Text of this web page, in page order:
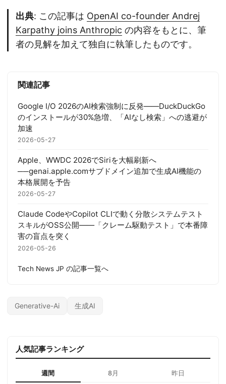
出典: この記事は OpenAI co-founder Andrej
Karpathy joins Anthropic の内容をもとに、筆
者の見解を加えて独自に執筆したものです。
関連記事
Google I/O 2026のAI検索強制に反発——DuckDuckGo
のインストールが30%急増、「AIなし検索」への逃避が
加速
2026-05-27
Apple、WWDC 2026でSiriを大幅刷新へ
──genai.apple.comサブドメイン追加で生成AI機能の
本格展開を予告
2026-05-27
Claude CodeやCopilot CLIで動く分散システムテスト
スキルがOSS公開——「クレーム駆動テスト」で本番障
害の盲点を突く
2026-05-26
Tech News JP の記事一覧へ
Generative-Ai 生成AI
人気記事ランキング
週間 8月 昨日